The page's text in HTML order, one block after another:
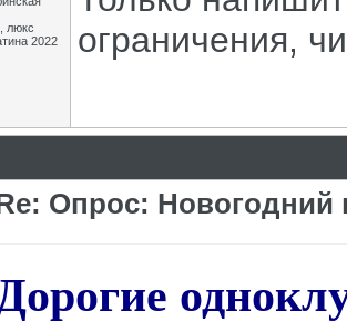
люкс
2022
ограничения,
Опрос: Новогодний